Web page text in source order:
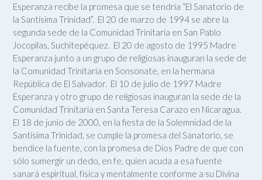
Esperanza recibe la promesa que se tendría “El Sanatorio de
la Santísima Trinidad”. El 20 de marzo de 1994 se abre la
segunda sede de la Comunidad Trinitaria en San Pablo
Jocopilas, Suchitepéquez. El 20 de agosto de 1995 Madre
Esperanza junto a un grupo de religiosas inauguran la sede de
la Comunidad Trinitaria en Sonsonate, en la hermana
República de El Salvador. El 10 de julio de 1997 Madre
Esperanza y otro grupo de religiosas inauguran la sede de la
Comunidad Trinitaria en Santa Teresa Carazo en Nicaragua.
El 18 de junio de 2000, en la fiesta de la Solemnidad de la
Santísima Trinidad, se cumple la promesa del Sanatorio, se
bendice la fuente, con la promesa de Dios Padre de que con
sólo sumergir un dedo, en fe, quien acuda a esa fuente
sanará espiritual, física y mentalmente conforme a su Divina